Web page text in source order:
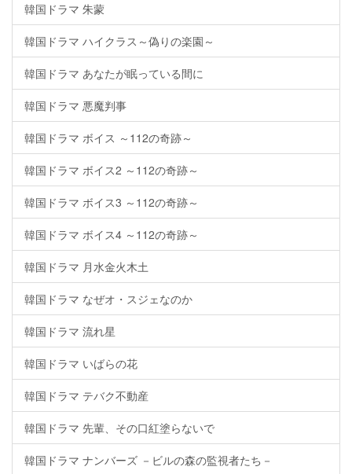
韓国ドラマ 朱蒙
韓国ドラマ ハイクラス～偽りの楽園～
韓国ドラマ あなたが眠っている間に
韓国ドラマ 悪魔判事
韓国ドラマ ボイス ～112の奇跡～
韓国ドラマ ボイス2 ～112の奇跡～
韓国ドラマ ボイス3 ～112の奇跡～
韓国ドラマ ボイス4 ～112の奇跡～
韓国ドラマ 月水金火木土
韓国ドラマ なぜオ・スジェなのか
韓国ドラマ 流れ星
韓国ドラマ いばらの花
韓国ドラマ テバク不動産
韓国ドラマ 先輩、その口紅塗らないで
韓国ドラマ ナンバーズ －ビルの森の監視者たち－